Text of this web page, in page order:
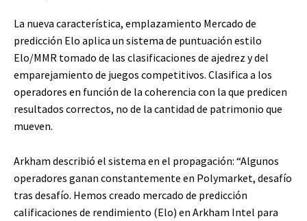
La nueva característica, emplazamiento Mercado de
predicción Elo aplica un sistema de puntuación estilo
Elo/MMR tomado de las clasificaciones de ajedrez y del
emparejamiento de juegos competitivos. Clasifica a los
operadores en función de la coherencia con la que predicen
resultados correctos, no de la cantidad de patrimonio que
mueven.
Arkham describió el sistema en el propagación: “Algunos
operadores ganan constantemente en Polymarket, desafío
tras desafío. Hemos creado mercado de predicción
calificaciones de rendimiento (Elo) en Arkham Intel para